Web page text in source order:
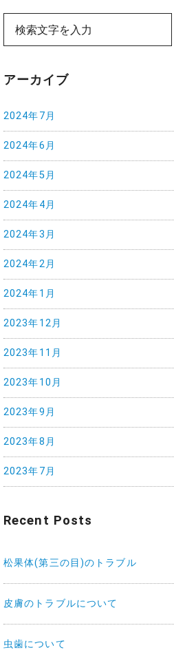
アーカイブ
2024年7月
2024年6月
2024年5月
2024年4月
2024年3月
2024年2月
2024年1月
2023年12月
2023年11月
2023年10月
2023年9月
2023年8月
2023年7月
Recent Posts
松果体(第三の目)のトラブル
皮膚のトラブルについて
虫歯について